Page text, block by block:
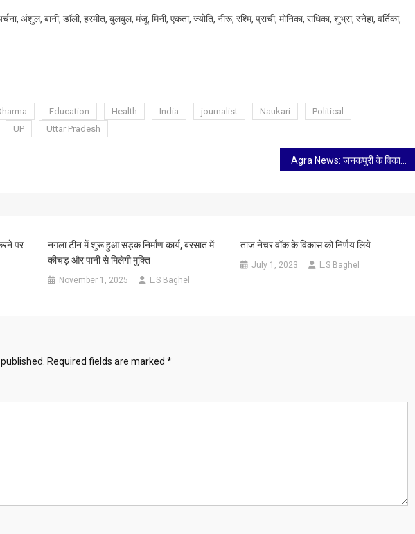
अंशुल, बानी, डॉली, हरमीत, बुलबुल, मंजू, मिनी, एकता, ज्योति, नीरू, रश्मि, प्राची, मोनिका, राधिका, शुभ्रा, स्नेहा, वर्तिका,
Education Health India journalist Naukari
Political
UP Uttar Pradesh
Agra News: जनकपुरी के विकास कार्यों में बाधा बनी बारिश
पर
नगला टीन में शुरू हुआ सड़क निर्माण कार्य, बरसात में
कीचड़ और पानी से मिलेगी मुक्ति
November 1, 2025 L.S Baghel
ताज नेचर वॉक के विकास को निर्णय लिये
July 1, 2023 L.S Baghel
Required fields are marked *